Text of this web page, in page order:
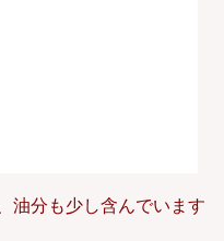
油分も少し含んでいます